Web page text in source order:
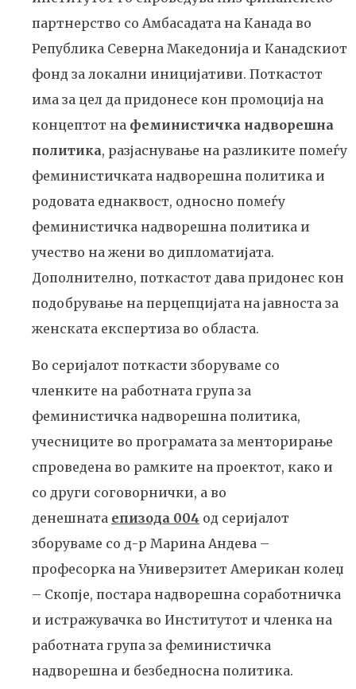
партнерство со Амбасадата на Канада во
Република Северна Македонија и Канадскиот
фонд за локални иницијативи. Поткастот
има за цел да придонесе кон промоција на
концептот на феминистичка надворешна
политика, разјаснување на разликите помеѓу
феминистичката надворешна политика и
родовата еднаквост, односно помеѓу
феминистичка надворешна политика и
учество на жени во дипломатијата.
Дополнително, поткастот дава придонес кон
подобрување на перцепцијата на јавноста за
женската експертиза во областа.
Во серијалот поткасти зборуваме со
членките на работната група за
феминистичка надворешна политика,
учесниците во програмата за менторирање
спроведена во рамките на проектот, како и
со други соговорнички, а во
денешната епизода 004 од серијалот
зборуваме со д-р Марина Андева –
професорка на Универзитет Американ колеџ
– Скопје, постара надворешна соработничка
и истражувачка во Институтот и членка на
работната група за феминистичка
надворешна и безбедносна политика.